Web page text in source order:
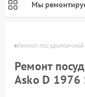
Мы
Ремонт
Ремонт
Asko D 1976